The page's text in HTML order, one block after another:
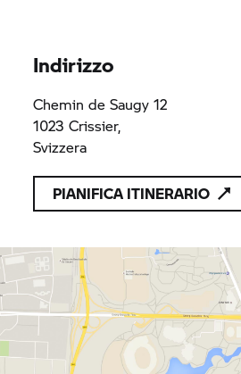
Indirizzo
Chemin de Saugy 12
1023 Crissier,
Svizzera
PIANIFICA ITINERARIO